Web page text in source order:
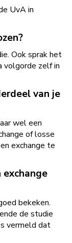
UvA in
Ook sprak het
volgorde zelf in
van je
wel een
of losse
exchange te
bekeken.
de studie
vermeld dat